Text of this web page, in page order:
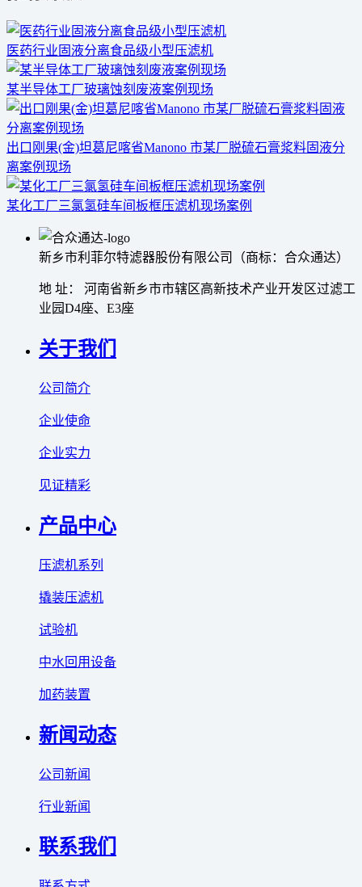
医药行业固液分离食品级小型压滤机
某半导体工厂玻璃蚀刻废液案例现场
出口刚果(金)坦葛尼喀省Manono 市某厂脱硫石膏浆料固液分
离案例现场
某化工厂三氯氢硅车间板框压滤机现场案例
新乡市利菲尔特滤器股份有限公司（商标：合众通达）
地 址： 河南省新乡市市辖区高新技术产业开发区过滤工
业园D4座、E3座
关于我们
公司简介
企业使命
企业实力
见证精彩
产品中心
压滤机系列
撬装压滤机
试验机
中水回用设备
加药装置
新闻动态
公司新闻
行业新闻
联系我们